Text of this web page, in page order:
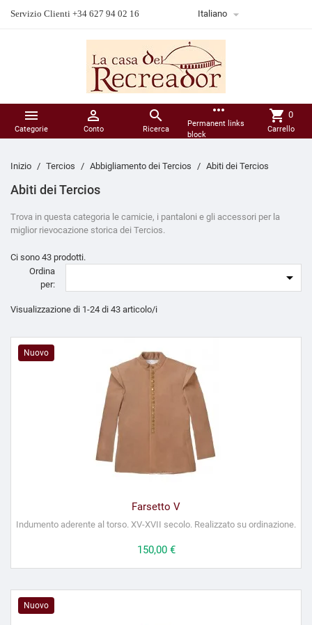
Servizio Clienti +34 627 94 02 16 Italiano 

Categorie

Conto

Ricerca
more_horiz
Permanent links
block
shopping_cart 0
Carrello
Inizio Tercios Abbigliamento dei Tercios Abiti dei Tercios
Abiti dei Tercios
Trova in questa categoria le camicie, i pantaloni e gli accessori per la
miglior rievocazione storica dei Tercios.
Ci sono 43 prodotti.
Ordina
per:

Visualizzazione di 1-24 di 43 articolo/i
Nuovo
Farsetto V
Indumento aderente al torso. XV-XVII secolo. Realizzato su ordinazione.
Prezzo
150,00 €
Nuovo